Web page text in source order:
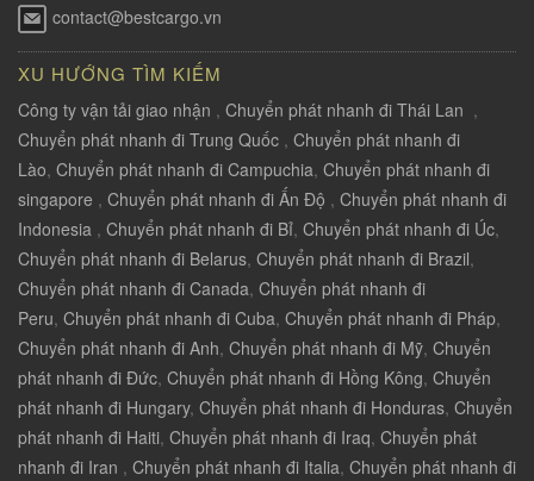
contact@bestcargo.vn
XU HƯỚNG TÌM KIẾM
Công ty vận tải giao nhận , Chuyển phát nhanh đi Thái Lan ,
Chuyển phát nhanh đi Trung Quốc , Chuyển phát nhanh đi
Lào, Chuyển phát nhanh đi Campuchia, Chuyển phát nhanh đi
singapore , Chuyển phát nhanh đi Ấn Độ , Chuyển phát nhanh đi
Indonesia , Chuyển phát nhanh đi Bỉ, Chuyển phát nhanh đi Úc,
Chuyển phát nhanh đi Belarus, Chuyển phát nhanh đi Brazil,
Chuyển phát nhanh đi Canada, Chuyển phát nhanh đi
Peru, Chuyển phát nhanh đi Cuba, Chuyển phát nhanh đi Pháp,
Chuyển phát nhanh đi Anh, Chuyển phát nhanh đi Mỹ, Chuyển
phát nhanh đi Đức, Chuyển phát nhanh đi Hồng Kông, Chuyển
phát nhanh đi Hungary, Chuyển phát nhanh đi Honduras, Chuyển
phát nhanh đi Haiti, Chuyển phát nhanh đi Iraq, Chuyển phát
nhanh đi Iran , Chuyển phát nhanh đi Italia, Chuyển phát nhanh đi